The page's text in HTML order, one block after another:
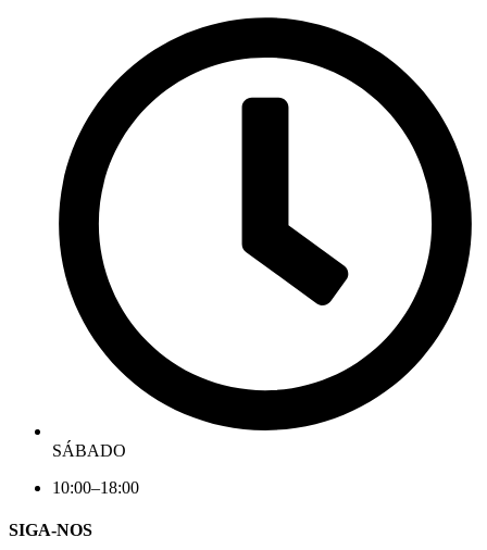
SÁBADO
10:00–18:00
SIGA-NOS